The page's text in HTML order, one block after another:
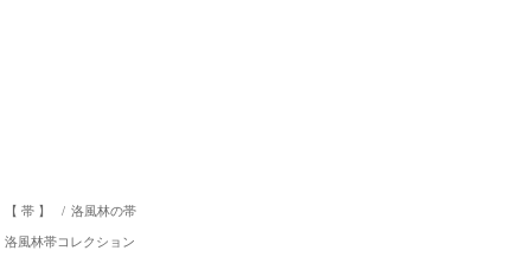
【 帯 】 / 洛風林の帯
洛風林帯コレクション